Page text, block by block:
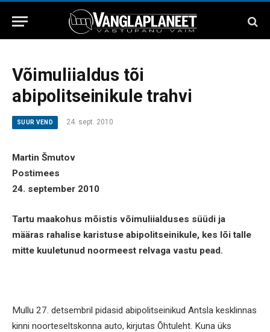
Võimuliialdus tõi
abipolitseinikule trahvi
SUUR VEND 24. sept. 2010
Martin Šmutov
Postimees
24. september 2010
Tartu maakohus mõistis võimuliialduses süüdi ja
määras rahalise karistuse abipolitseinikule, kes lõi talle
mitte kuuletunud noormeest relvaga vastu pead.
Mullu 27. detsembril pidasid abipolitseinikud Antsla kesklinnas
kinni noorteseltskonna auto, kirjutas Õhtuleht. Kuna üks